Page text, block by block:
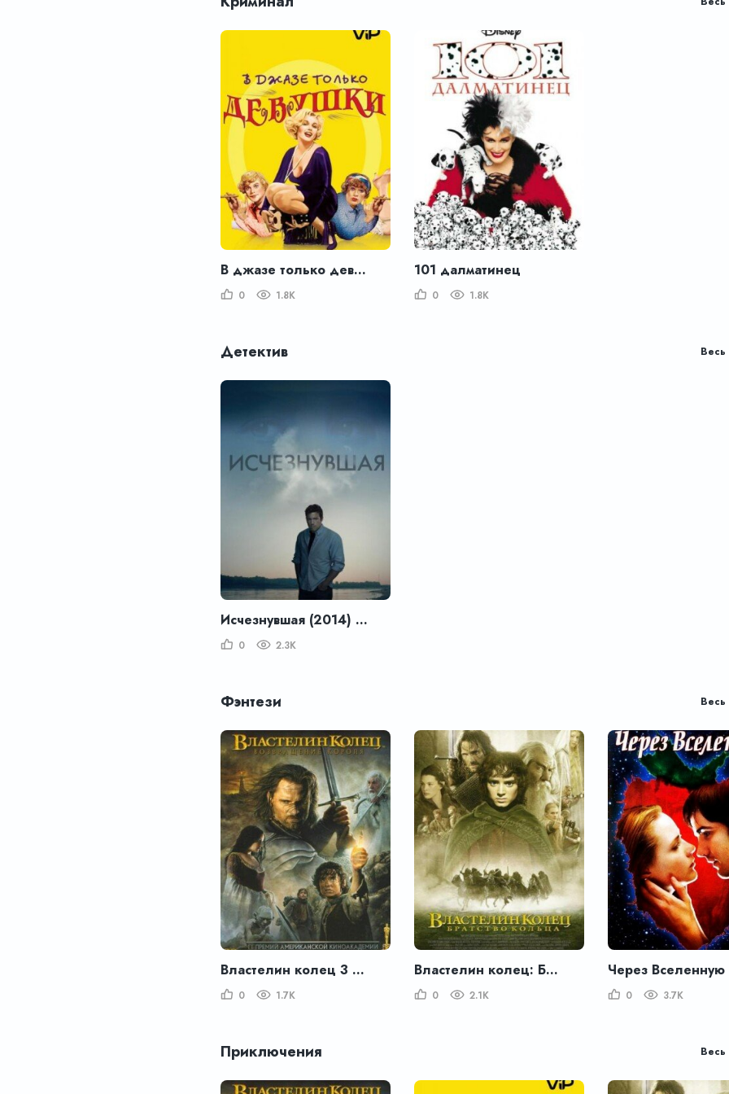
В джазе только девушки
0 1.8K
101 далматинец
0 1.8K
Детектив Весь
Исчезнувшая (2014) – Gone Girl
0 2.3K
Фэнтези Весь
Властелин колец 3 : Возвращение короля
0 1.7K
Властелин колец: Братство кольца
0 2.1K
Через Вселенную
0 3.7K
Приключения Весь